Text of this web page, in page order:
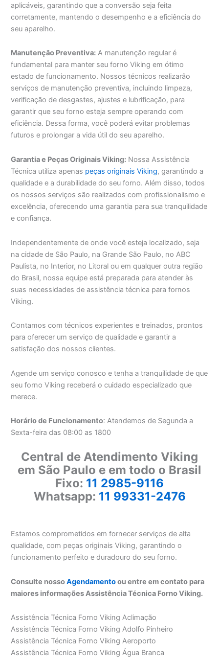
aplicáveis, garantindo que a conversão seja feita
corretamente, mantendo o desempenho e a eficiência do
seu aparelho.
Manutenção Preventiva: A manutenção regular é
fundamental para manter seu forno Viking em ótimo
estado de funcionamento. Nossos técnicos realizarão
serviços de manutenção preventiva, incluindo limpeza,
verificação de desgastes, ajustes e lubrificação, para
garantir que seu forno esteja sempre operando com
eficiência. Dessa forma, você poderá evitar problemas
futuros e prolongar a vida útil do seu aparelho.
Garantia e Peças Originais Viking: Nossa Assistência
Técnica utiliza apenas peças originais Viking, garantindo a
qualidade e a durabilidade do seu forno. Além disso, todos
os nossos serviços são realizados com profissionalismo e
excelência, oferecendo uma garantia para sua tranquilidade
e confiança.
Independentemente de onde você esteja localizado, seja
na cidade de São Paulo, na Grande São Paulo, no ABC
Paulista, no Interior, no Litoral ou em qualquer outra região
do Brasil, nossa equipe está preparada para atender às
suas necessidades de assistência técnica para fornos
Viking.
Contamos com técnicos experientes e treinados, prontos
para oferecer um serviço de qualidade e garantir a
satisfação dos nossos clientes.
Agende um serviço conosco e tenha a tranquilidade de que
seu forno Viking receberá o cuidado especializado que
merece.
Horário de Funcionamento: Atendemos de Segunda a
Sexta-feira das 08:00 as 1800
Central de Atendimento Viking
em São Paulo e em todo o Brasil
Fixo: 11 2985-9116
Whatsapp: 11 99331-2476
Estamos comprometidos em fornecer serviços de alta
qualidade, com peças originais Viking, garantindo o
funcionamento perfeito e duradouro do seu forno.
Consulte nossoAgendamentoou entre em contato para
maiores informações Assistência Técnica Forno Viking.
Assistência Técnica Forno Viking Aclimação
Assistência Técnica Forno Viking Adolfo Pinheiro
Assistência Técnica Forno Viking Aeroporto
Assistência Técnica Forno Viking Água Branca